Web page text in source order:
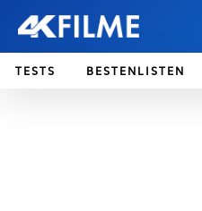
TESTS BESTENLISTEN